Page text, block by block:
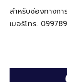
สำหรับช่องทางก
เบอร์โทร.